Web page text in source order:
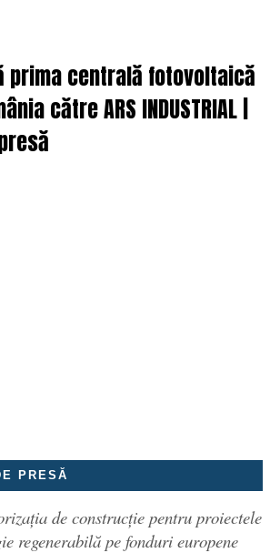
prima centrală fotovoltaică
către ARS INDUSTRIAL |
PRESĂ
de construcție pentru proiectele
regenerabilă pe fonduri europene